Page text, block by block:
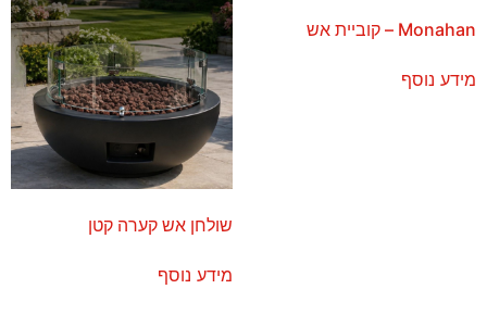
Monahan – קוביית אש
מידע נוסף
שולחן אש קערה קטן
מידע נוסף